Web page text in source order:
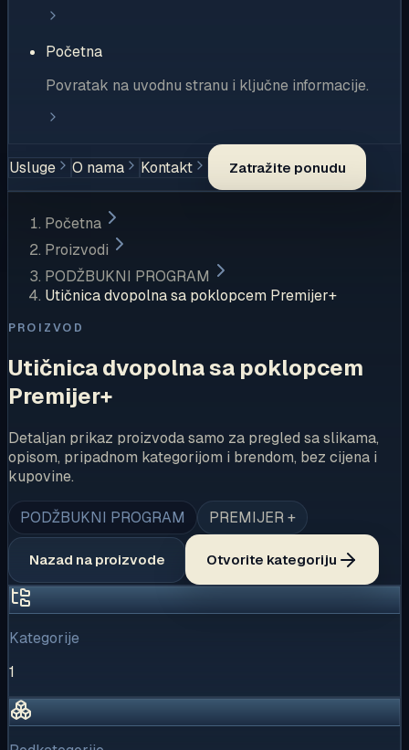
Početna
Povratak na uvodnu stranu i ključne informacije.
Usluge O nama Kontakt Zatražite ponudu
Početna
Proizvodi
PODŽBUKNI PROGRAM
Utičnica dvopolna sa poklopcem Premijer+
PROIZVOD
Utičnica dvopolna sa poklopcem
Premijer+
Detaljan prikaz proizvoda samo za pregled sa slikama,
opisom, pripadnom kategorijom i brendom, bez cijena i
kupovine.
PODŽBUKNI PROGRAM PREMIJER +
Nazad na proizvode Otvorite kategoriju
Kategorije
1